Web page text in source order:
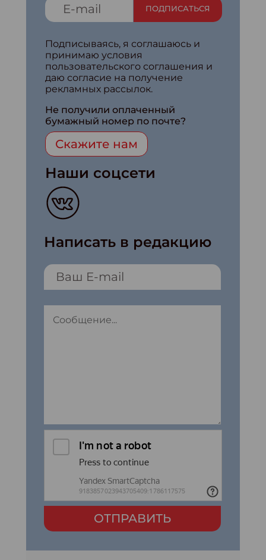
ПОДПИСАТЬСЯ
Подписываясь, я соглашаюсь и
принимаю условия
пользовательского соглашения и
даю согласие на получение
рекламных рассылок.
Не получили оплаченный
бумажный номер по почте?
Скажите нам
Наши соцсети
Написать в редакцию
ОТПРАВИТЬ